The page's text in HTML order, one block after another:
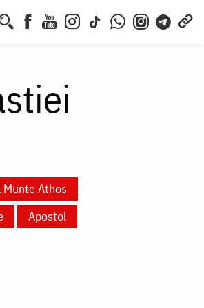
Munte Athos
Apostol